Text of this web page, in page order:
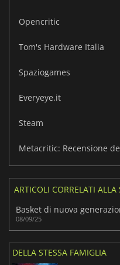
Opencritic
Tom's Hardware Italia
Spaziogames
Everyeye.it
Steam
Metacritic: Recensione
ARTICOLI CORRELATI
08/09/25
DELLA STESSA FAMIGLIA